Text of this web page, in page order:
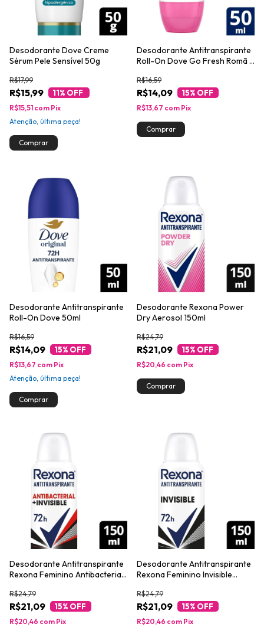
Desodorante Dove Creme
Sérum Pele Sensível 50g
R$15,99
R$17,99
11% OFF
R$15,51 com Pix
Atenção, última peça!
Desodorante Antitranspirante
Roll-On Dove Go Fresh Romã e
R$14,09
R$16,59
15% OFF
R$13,67 com Pix
Desodorante Antitranspirante
Roll-On Dove 50ml
R$14,09
R$16,59
15% OFF
R$13,67 com Pix
Atenção, última peça!
Desodorante Rexona Power
Dry Aerosol 150ml
R$21,09
R$24,79
15% OFF
R$20,46 com Pix
Desodorante Antitranspirante
Rexona Feminino Antibacterial
R$21,09
R$24,79
15% OFF
R$20,46 com Pix
Desodorante Antitranspirante
Rexona Feminino Invisible
R$21,09
R$24,79
15% OFF
R$20,46 com Pix